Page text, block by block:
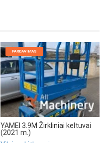
PARDAVIMAS
YAMEI 3.9M Žirkliniai keltuvai
(2021 m.)